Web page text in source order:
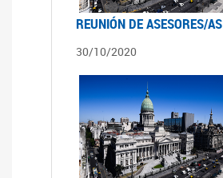
REUNIÓN DE ASESORES/AS
30/10/2020